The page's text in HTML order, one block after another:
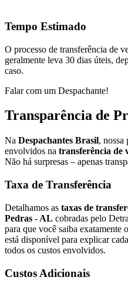
Tempo Estimado
O processo de transferência de
geralmente leva 30 dias úteis,
caso.
Falar com um Despachante!
Transparência de
Na Despachantes Brasil, nossa
envolvidos na transferência de
Não há surpresas – apenas
Taxa de Transferência
Detalhamos as taxas de
Pedras - AL cobradas pelo
para que você saiba exatamente
está disponível para explicar
todos os custos envolvidos.
Custos Adicionais